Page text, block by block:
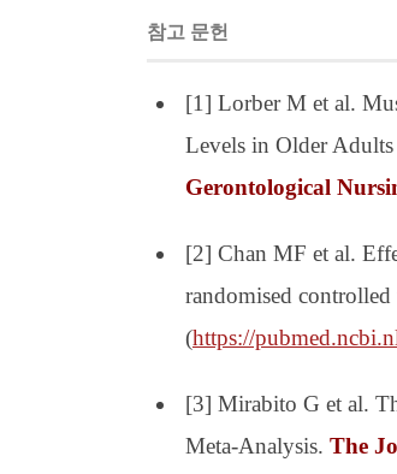
참고 문헌
[1] Lorber M et al.
Levels in Older
Gerontological
[2] Chan MF et al.
randomised controlled
(https://
[3] Mirabito G et al.
Meta-Analysis. The